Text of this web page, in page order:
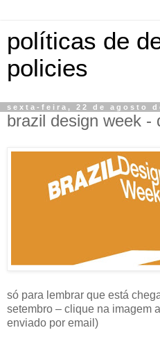
políticas de
policies
sexta-feira, 22 de agosto
brazil design week -
só para lembrar que está
setembro – clique na imagem
enviado por email)